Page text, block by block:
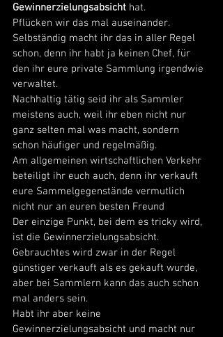
Gewinnerzielungsabsicht hat.
Pflücken wir das mal auseinander.
Selbständig macht ihr das in aller Regel
schon, denn ihr habt ja keinen Chef, für
den ihr eure private Sammlung irgendwie
verwaltet.
Nachhaltig tätig seid ihr als Sammler
meistens auch, weil ihr eben nicht nur
ganz selten mal was macht, sondern
schon häufiger und regelmäßig.
Am allgemeinen wirtschaftlichen Verkehr
beteiligt ihr euch auch, denn ihr verkauft
eure Sammelgegenstände vermutlich
nicht nur an euren besten Freund
Der einzige Punkt, bei dem es tricky wird,
ist die Gewinnerzielungsabsicht.
Gebrauchtes wird zwar in der Regel
günstiger verkauft als es gekauft wurde,
aber bei Sammlern kann das auch schon
mal anders sein.
Habt ihr aber keine
Gewinnerzielungsabsicht und macht nur